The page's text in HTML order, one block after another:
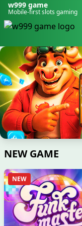
w999 game
Mobile-first slots gaming
NEW GAME
NEW